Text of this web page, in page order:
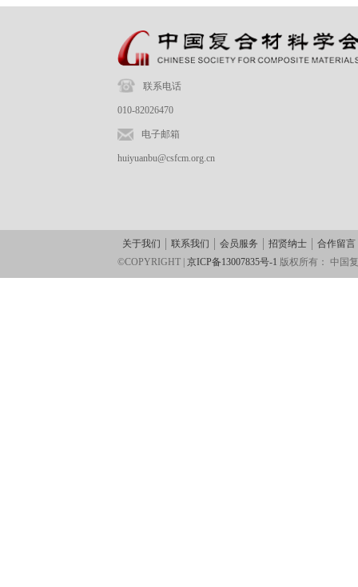
联系电话
010-82026470
电子邮箱
huiyuanbu@csfcm.org.cn
关于我们 联系我们 会员服务 招贤纳士
合作留言
©COPYRIGHT | 京ICP备13007835号-1 版权所有： 中国